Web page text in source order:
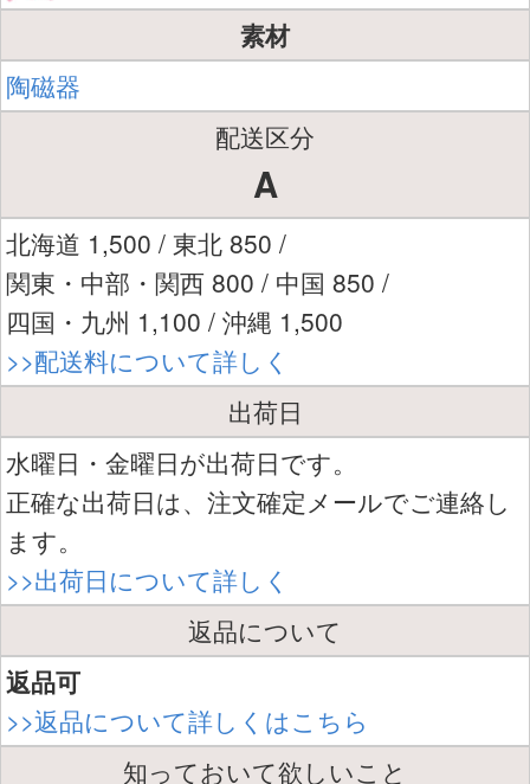
素材
陶磁器
配送区分
A
北海道 1,500 / 東北 850 /
関東・中部・関西 800 / 中国 850 /
四国・九州 1,100 / 沖縄 1,500
>>配送料について詳しく
出荷日
水曜日・金曜日が出荷日です。
正確な出荷日は、注文確定メールでご連絡し
ます。
>>出荷日について詳しく
返品について
返品可
>>返品について詳しくはこちら
知っておいて欲しいこと